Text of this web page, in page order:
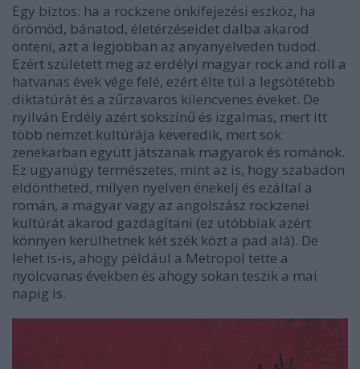
Egy biztos: ha a rockzene önkifejezési eszköz, ha
örömöd, bánatod, életérzéseidet dalba akarod
önteni, azt a legjobban az anyanyelveden tudod.
Ezért született meg az erdélyi magyar rock and roll a
hatvanas évek vége felé, ezért élte túl a legsötétebb
diktatúrát és a zűrzavaros kilencvenes éveket. De
nyilván Erdély azért sokszínű és izgalmas, mert itt
több nemzet kultúrája keveredik, mert sok
zenekarban együtt játszanak magyarok és románok.
Ez ugyanúgy természetes, mint az is, hogy szabadon
eldöntheted, milyen nyelven énekelj és ezáltal a
román, a magyar vagy az angolszász rockzenei
kultúrát akarod gazdagítani (ez utóbbiak azért
könnyen kerülhetnek két szék közt a pad alá). De
lehet is-is, ahogy például a Metropol tette a
nyolcvanas években és ahogy sokan teszik a mai
napig is.